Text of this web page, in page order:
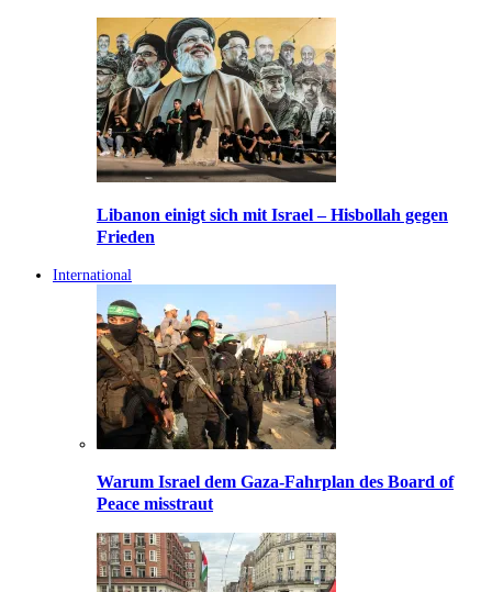
Libanon einigt sich mit Israel – Hisbollah gegen
Frieden
International
Warum Israel dem Gaza-Fahrplan des Board of
Peace misstraut